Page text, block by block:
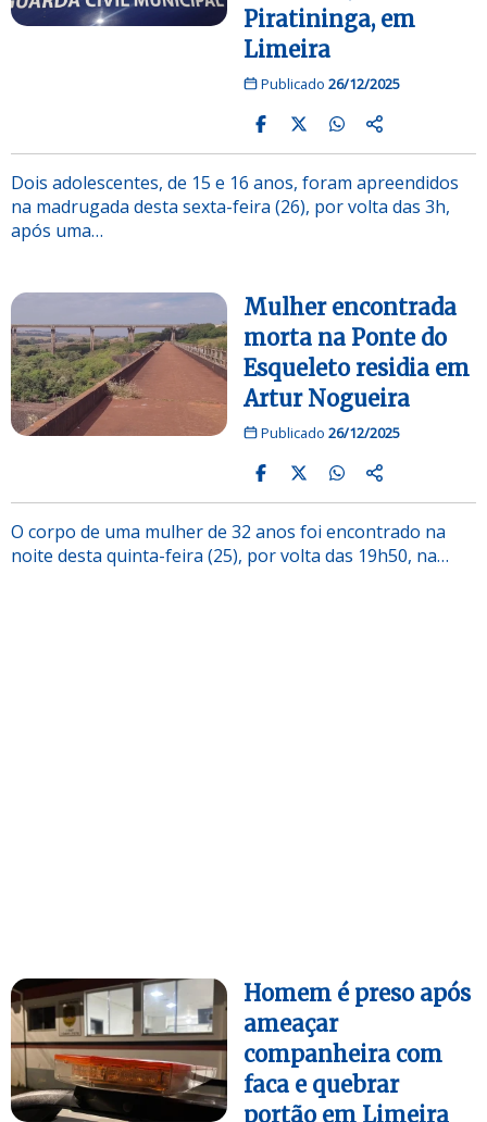
Piratininga, em
Limeira
Publicado 26/12/2025
Dois adolescentes, de 15 e 16 anos, foram apreendidos
na madrugada desta sexta-feira (26), por volta das 3h,
após uma…
Mulher encontrada
morta na Ponte do
Esqueleto residia em
Artur Nogueira
Publicado 26/12/2025
O corpo de uma mulher de 32 anos foi encontrado na
noite desta quinta-feira (25), por volta das 19h50, na…
Homem é preso após
ameaçar
companheira com
faca e quebrar
portão em Limeira